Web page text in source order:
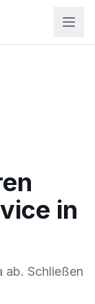
in
ab. Schließen